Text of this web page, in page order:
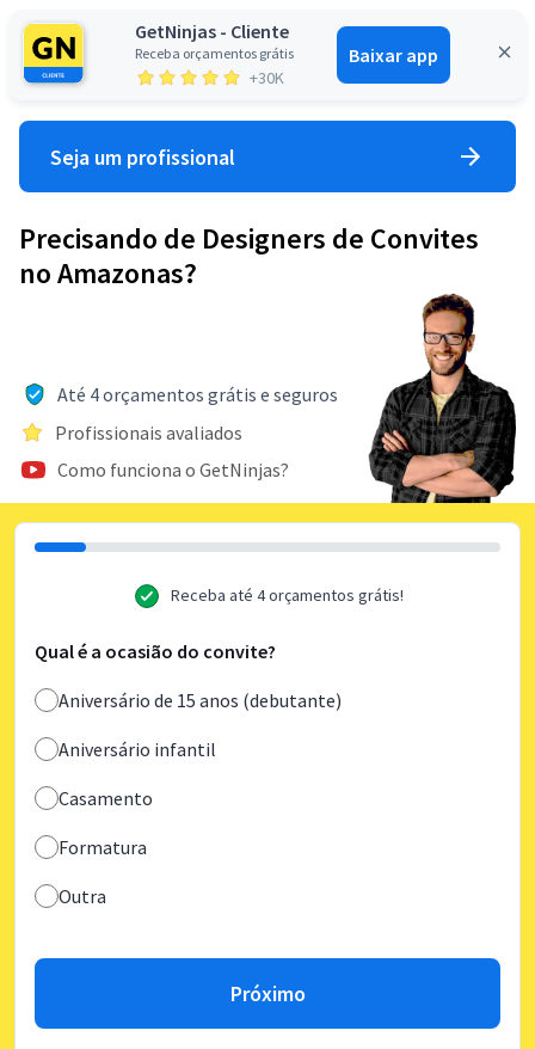
GetNinjas - Cliente
Receba orçamentos grátis
+30K
Baixar app
Entrar
Seja um profissional
Precisando de Designers de Convites
no Amazonas?
Até 4 orçamentos grátis e seguros
Profissionais avaliados
Como funciona o GetNinjas?
Receba até 4 orçamentos grátis!
Qual é a ocasião do convite?
Aniversário de 15 anos (debutante)
Aniversário infantil
Casamento
Formatura
Outra
Próximo